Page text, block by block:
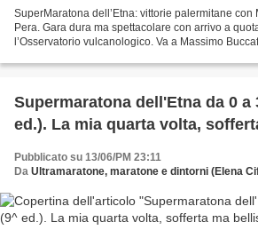
SuperMaratona dell’Etna: vittorie palermitane con
Pera. Gara dura ma spettacolare con arrivo a
l’Osservatorio vulcanologico. Va a Massimo
Supermaratona dell'Etna da 0 a
ed.). La mia quarta volta,
Pubblicato su 13/06/PM 23:11
Da Ultramaratone, maratone e dintorni (Elena